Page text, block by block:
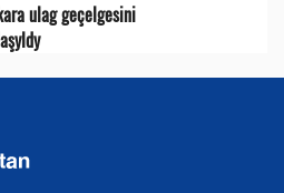
ulag geçelgesini